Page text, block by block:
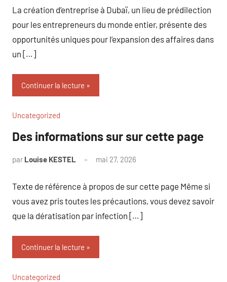
La création d’entreprise à Dubaï, un lieu de prédilection
pour les entrepreneurs du monde entier, présente des
opportunités uniques pour l’expansion des affaires dans
un […]
Continuer la lecture
Uncategorized
Des informations sur sur cette page
par Louise KESTEL mai 27, 2026
Texte de référence à propos de sur cette page Même si
vous avez pris toutes les précautions, vous devez savoir
que la dératisation par infection […]
Continuer la lecture
Uncategorized